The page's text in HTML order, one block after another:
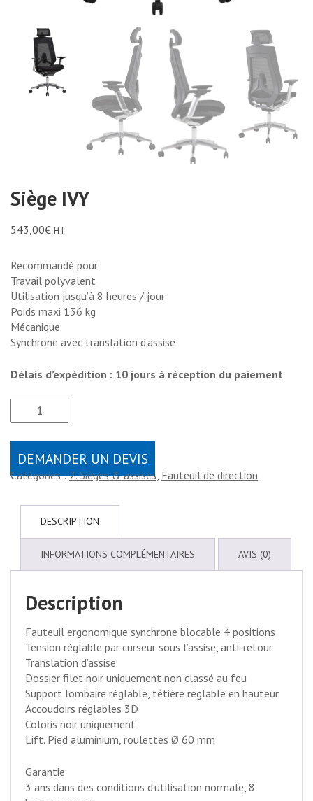
Siège IVY
543,00€ HT
Recommandé pour
Travail polyvalent
Utilisation jusqu’à 8 heures / jour
Poids maxi 136 kg
Mécanique
Synchrone avec translation d’assise
Délais d’expédition : 10 jours à réception du paiement
DEMANDER UN DEVIS
Catégories :2. Sièges & assises, Fauteuil de direction
DESCRIPTION
INFORMATIONS COMPLÉMENTAIRES AVIS (0)
Description
Fauteuil ergonomique synchrone blocable 4 positions
Tension réglable par curseur sous l’assise, anti-retour
Translation d’assise
Dossier filet noir uniquement non classé au feu
Support lombaire réglable, têtière réglable en hauteur
Accoudoirs réglables 3D
Coloris noir uniquement
Lift. Pied aluminium, roulettes Ø 60 mm
Garantie
3 ans dans des conditions d’utilisation normale, 8